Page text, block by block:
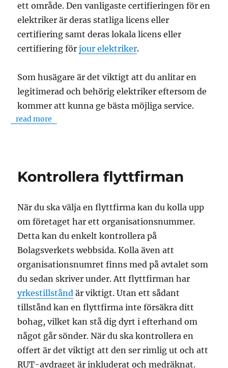
ett område. Den vanligaste certifieringen för en
elektriker är deras statliga licens eller
certifiering samt deras lokala licens eller
certifiering förjour elektriker.
Som husägare är det viktigt att du anlitar en
legitimerad och behörig elektriker eftersom de
kommer att kunna ge bästa möjliga service.
read more
Kontrollera flyttfirman
När du ska välja en flyttfirma kan du kolla upp
om företaget har ett organisationsnummer.
Detta kan du enkelt kontrollera på
Bolagsverkets webbsida. Kolla även att
organisationsnumret finns med på avtalet som
du sedan skriver under. Att flyttfirman har
yrkestillstånd är viktigt. Utan ett sådant
tillstånd kan en flyttfirma inte försäkra ditt
bohag, vilket kan stå dig dyrt i efterhand om
något går sönder. När du ska kontrollera en
offert är det viktigt att den ser rimlig ut och att
RUT-avdraget är inkluderat och medräknat.